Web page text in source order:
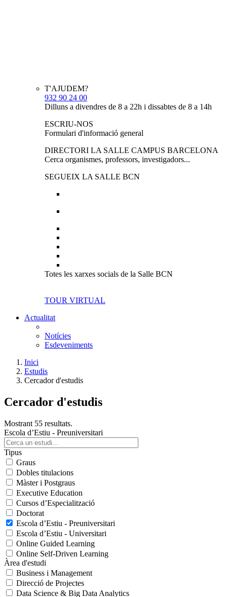
T'AJUDEM?
932 90 24 00
Dilluns a divendres de 8 a 22h i dissabtes de 8 a 14h
ESCRIU-NOS
Formulari d'informació general
DIRECTORI LA SALLE CAMPUS BARCELONA
Cerca organismes, professors, investigadors...
SEGUEIX LA SALLE BCN
Totes les xarxes socials de la Salle BCN
TOUR VIRTUAL
Actualitat
Notícies
Esdeveniments
Inici
Estudis
Cercador d'estudis
Cercador d'estudis
Mostrant 55 resultats.
Escola d’Estiu - Preuniversitari
Tipus
Graus
Dobles titulacions
Màster i Postgraus
Executive Education
Cursos d’Especialització
Doctorat
Escola d’Estiu - Preuniversitari
Escola d’Estiu - Universitari
Online Guided Learning
Online Self-Driven Learning
Àrea d'estudi
Business i Management
Direcció de Projectes
Data Science & Big Data Analytics